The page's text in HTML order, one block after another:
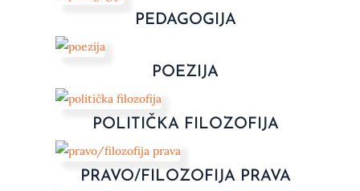
PEDAGOGIJA
POEZIJA
POLITIČKA FILOZOFIJA
PRAVO/FILOZOFIJA PRAVA